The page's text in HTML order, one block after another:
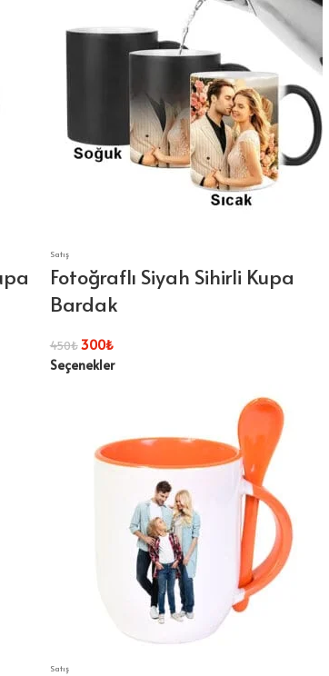
Satış
Fotoğraflı Siyah Sihirli Kupa
Bardak
450₺300₺
Seçenekler
Satış